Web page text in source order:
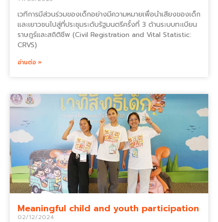
เวทีการมีส่วนร่วมของเด็กอย่างมีความหมายเพื่อนำเสียงของเด็ก
และเยาวชนไปสู่ที่ประชุมระดับรัฐมนตรีครั้งที่ 3 ด้านระบบทะเบียน
ราษฎร์และสถิติชีพ (Civil Registration and Vital Statistic:
CRVS)
อ่านต่อ »
Meaningful child and youth participation
02/12/2024